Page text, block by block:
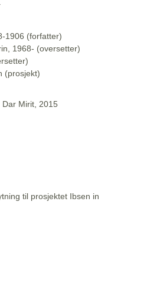
1906 (forfatter)
1968- (oversetter)
(prosjekt)
Mirit, 2015
til prosjektet Ibsen in